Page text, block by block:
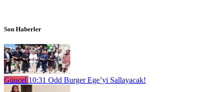
Son Haberler
Güncel 10:31 Odd Burger Ege’yi Sallayacak!